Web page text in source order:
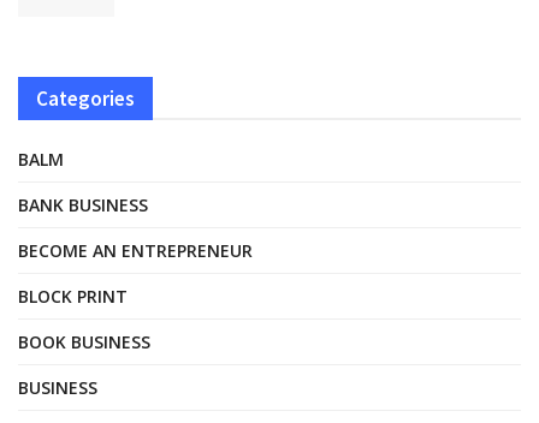
Categories
BALM
BANK BUSINESS
BECOME AN ENTREPRENEUR
BLOCK PRINT
BOOK BUSINESS
BUSINESS